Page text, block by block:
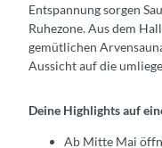
Entspannung sorgen
Ruhezone. Aus dem
gemütlichen
Aussicht auf die
Deine Highlights auf
Ab Mitte Mai